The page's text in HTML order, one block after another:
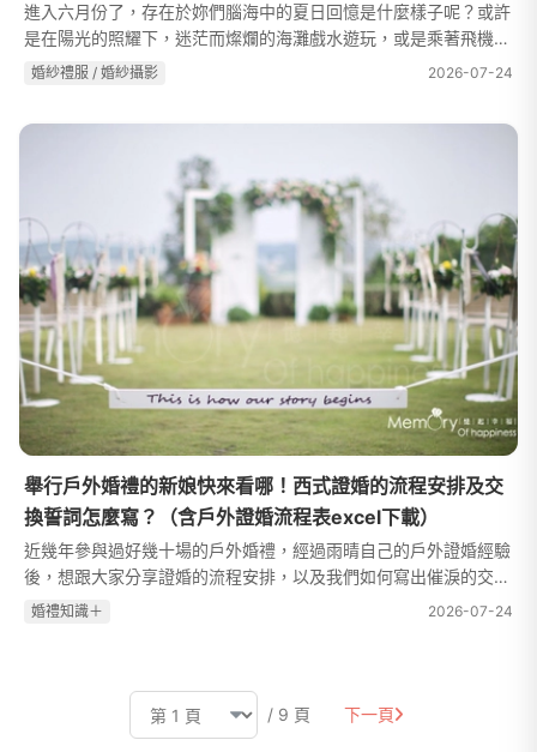
進入六月份了，存在於妳們腦海中的夏日回憶是什麼樣子呢？或許
是在陽光的照耀下，迷茫而燦爛的海灘戲水遊玩，或是乘著飛機前
往數千哩外的國度享受人生？小編特別推出13件全新「波西米亞婚
婚紗禮服 / 婚紗攝影 2026-07-24
舉行戶外婚禮的新娘快來看哪！西式證婚的流程安排及交
換誓詞怎麼寫？（含戶外證婚流程表excel下載）
近幾年參與過好幾十場的戶外婚禮，經過雨晴自己的戶外證婚經驗
後，想跟大家分享證婚的流程安排，以及我們如何寫出催淚的交換
誓詞。超喜歡夢幻的西式戶外證婚啊啊啊！戶外證婚流程及時間安
婚禮知識＋ 2026-07-24
/ 9 頁 下一頁